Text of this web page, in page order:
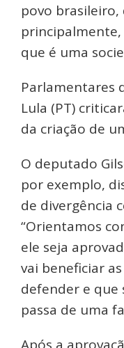
povo brasileiro,
que é uma
Parlamentares
Lula (PT)
da criação de
O deputado
por exemplo,
de divergência
“Orientamos
ele seja
vai beneficiar
defender e que
passa de uma